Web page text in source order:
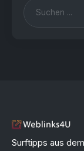
Surftipps aus